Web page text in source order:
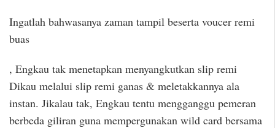
Ingatlah bahwasanya zaman tampil beserta voucer remi
buas
, Engkau tak menetapkan menyangkutkan slip remi
Dikau melalui slip remi ganas & meletakkannya ala
instan. Jikalau tak, Engkau tentu mengganggu pemeran
berbeda giliran guna mempergunakan wild card bersama